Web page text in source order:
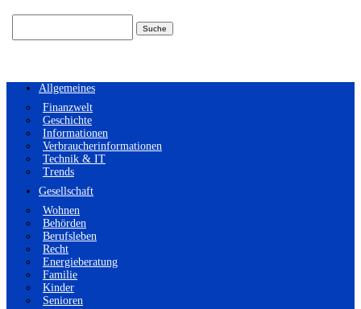
Allgemeines
Finanzwelt
Geschichte
Informationen
Verbraucherinformationen
Technik & IT
Trends
Gesellschaft
Wohnen
Behörden
Berufsleben
Recht
Energieberatung
Familie
Kinder
Senioren